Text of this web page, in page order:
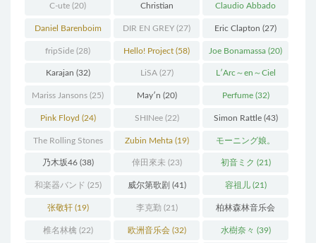
C-ute (20) Christian
Thielemann(36)
Claudio Abbado
(25)
Daniel Barenboim
(37)
DIR EN GREY (27) Eric Clapton (27)
fripSide (28) Hello! Project (58) Joe Bonamassa (20)
Karajan (32) LiSA(27) L′Arc～en～Ciel
(41)
Mariss Jansons (25) May′n (20) Perfume(32)
Pink Floyd (24) SHINee(22) Simon Rattle(43)
The Rolling Stones
(30)
Zubin Mehta(19) モーニング娘。
(27)
乃木坂46(38) 倖田來未 (23) 初音ミク (21)
和楽器バンド (25) 威尔第歌剧 (41) 容祖儿(21)
张敬轩(19) 李克勤 (21) 柏林森林音乐会
(22)
椎名林檎 (22) 欧洲音乐会(32) 水樹奈々 (39)